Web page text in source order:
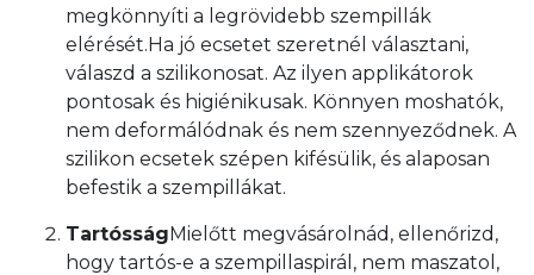
megkönnyíti a legrövidebb szempillák
elérését.Ha jó ecsetet szeretnél választani,
válaszd a szilikonosat. Az ilyen applikátorok
pontosak és higiénikusak. Könnyen moshatók,
nem deformálódnak és nem szennyeződnek. A
szilikon ecsetek szépen kifésülik, és alaposan
befestik a szempillákat.
TartósságMielőtt megvásárolnád, ellenőrizd,
hogy tartós-e a szempillaspirál, nem maszatol,